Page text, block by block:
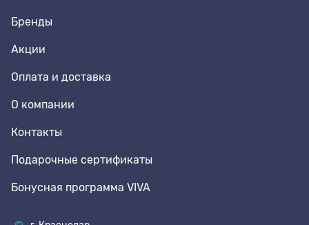
Бренды
Акции
Оплата и доставка
О компании
Контакты
Подарочные сертификаты
Бонусная программа VIVA